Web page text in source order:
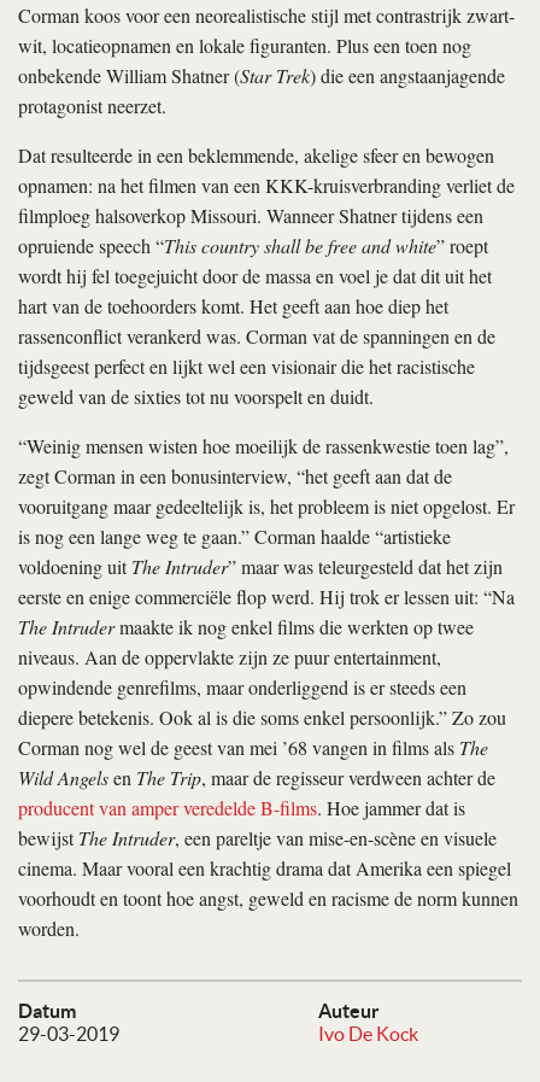
Datum
29-03-2019
Auteur
Ivo De Kock
Corman koos voor een neorealistische stijl met contrastrijk zwart-
wit, locatieopnamen en lokale figuranten. Plus een toen nog
onbekende William Shatner (Star Trek) die een angstaanjagende
protagonist neerzet.
Dat resulteerde in een beklemmende, akelige sfeer en bewogen
opnamen: na het filmen van een KKK-kruisverbranding verliet de
filmploeg halsoverkop Missouri. Wanneer Shatner tijdens een
opruiende speech “This country shall be free and white” roept
wordt hij fel toegejuicht door de massa en voel je dat dit uit het
hart van de toehoorders komt. Het geeft aan hoe diep het
rassenconflict verankerd was. Corman vat de spanningen en de
tijdsgeest perfect en lijkt wel een visionair die het racistische
geweld van de sixties tot nu voorspelt en duidt.
“Weinig mensen wisten hoe moeilijk de rassenkwestie toen lag”,
zegt Corman in een bonusinterview, “het geeft aan dat de
vooruitgang maar gedeeltelijk is, het probleem is niet opgelost. Er
is nog een lange weg te gaan.” Corman haalde “artistieke
voldoening uitThe Intruder” maar was teleurgesteld dat het zijn
eerste en enige commerciële flop werd. Hij trok er lessen uit: “Na
The Intrudermaakte ik nog enkel films die werkten op twee
niveaus. Aan de oppervlakte zijn ze puur entertainment,
opwindende genrefilms, maar onderliggend is er steeds een
diepere betekenis. Ook al is die soms enkel persoonlijk.” Zo zou
Corman nog wel de geest van mei ’68 vangen in films als The
Wild Angelsen The Trip, maar de regisseur verdween achter de
producent van amper veredelde B-films. Hoe jammer dat is
bewijstThe Intruder, een pareltje van mise-en-scène en visuele
cinema. Maar vooral een krachtig drama dat Amerika een spiegel
voorhoudt en toont hoe angst, geweld en racisme de norm kunnen
worden.